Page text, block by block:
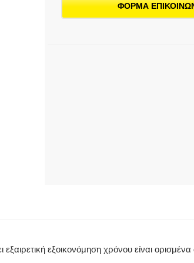
ποσότητα
ΦΟΡΜΑ
εξοικονόμηση χρόνου είναι